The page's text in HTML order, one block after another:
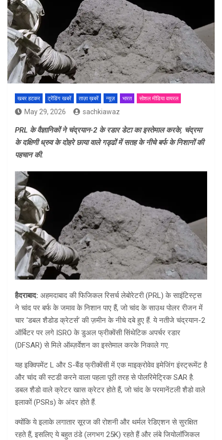
खबर हटकर ट्रेंडिंग खबरें ताज़ा ख़बरें न्यूज़ भारत सोशल मीडिया वायरल
May 29, 2026 sachkiawaz
PRL के वैज्ञानिकों ने चंद्रयान-2 के रडार डेटा का इस्तेमाल करके, चंद्रमा
के दक्षिणी ध्रुव के दोहरे छाया वाले गड्ढों में सतह के नीचे बर्फ के निशानों की
पहचान की.
हैदराबाद: अहमदाबाद की फिजिकल रिसर्च लेबोरेटरी (PRL) के साइंटिस्ट्स
ने चांद पर बर्फ के जमाव के निशान पाए हैं, जो चांद के साउथ पोलर रीजन में
चार ‘डबल शैडोड क्रेटर्स’ की ज़मीन के नीचे दबे हुए हैं. ये नतीजे चंद्रयान-2
ऑर्बिटर पर लगे ISRO के डुअल फ्रीक्वेंसी सिंथेटिक अपर्चर रडार
(DFSAR) से मिले ऑब्ज़र्वेशन का इस्तेमाल करके निकाले गए.
यह इक्विपमेंट L और S-बैंड फ्रीक्वेंसी में एक माइक्रोवेव इमेजिंग इंस्ट्रूमेंट है
और चांद की स्टडी करने वाला पहला पूरी तरह से पोलरिमेट्रिक SAR है.
डबल शैडो वाले क्रेटर खास क्रेटर होते हैं, जो चांद के परमानेंटली शैडो वाले
इलाकों (PSRs) के अंदर होते हैं.
क्योंकि ये इलाके लगातार सूरज की रोशनी और थर्मल रेडिएशन से सुरक्षित
रहते हैं, इसलिए ये बहुत ठंडे (लगभग 25K) रहते हैं और लंबे जियोलॉजिकल